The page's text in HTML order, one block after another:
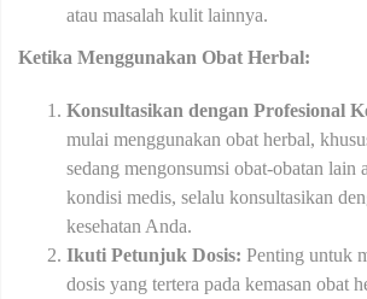
atau masalah kulit lainnya.
Ketika Menggunakan Obat Herbal:
Konsultasikan dengan Profesional
mulai menggunakan obat herbal,
sedang mengonsumsi obat-obatan lain
kondisi medis, selalu konsultasikan
kesehatan Anda.
Ikuti Petunjuk Dosis: Penting untuk
dosis yang tertera pada kemasan obat